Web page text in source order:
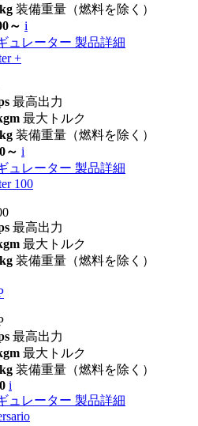
装備重量（燃料を除く）
～ i
ュレーター 製品詳細
+
最高出力
最大トルク
装備重量（燃料を除く）
～ i
ュレーター 製品詳細
100
最高出力
最大トルク
装備重量（燃料を除く）
最高出力
最大トルク
装備重量（燃料を除く）
i
ュレーター 製品詳細